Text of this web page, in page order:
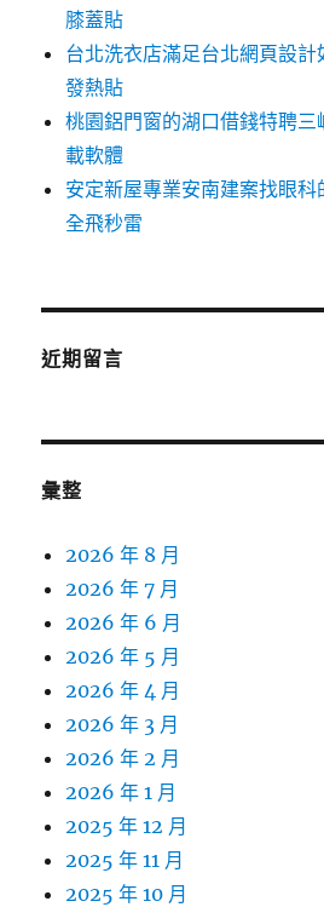
膝蓋貼
台北洗衣店滿足台北網頁設
發熱貼
桃園鋁門窗的湖口借錢特聘
載軟體
安定新屋專業安南建案找眼
全飛秒雷
近期留言
彙整
2026 年 8 月
2026 年 7 月
2026 年 6 月
2026 年 5 月
2026 年 4 月
2026 年 3 月
2026 年 2 月
2026 年 1 月
2025 年 12 月
2025 年 11 月
2025 年 10 月